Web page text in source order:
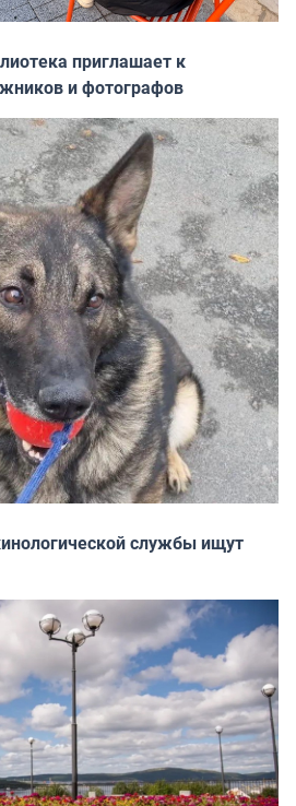
приглашает к
и фотографов
службы ищут